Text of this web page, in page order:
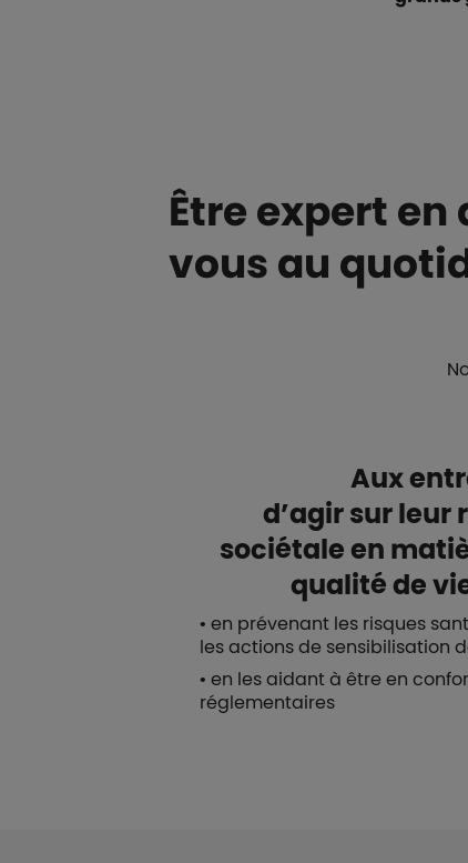
Être expert
vous au
Aux
d’agir sur leur
sociétale en
qualité de
• en prévenant les risques
les actions de sensibilisation
• en les aidant à être en
réglementaires